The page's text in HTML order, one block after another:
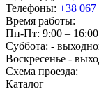
Телефоны: +38 067
Время работы:
Пн-Пт: 9:00 – 16:00
Суббота: -
Воскресенье -
Схема проезда:
Каталог